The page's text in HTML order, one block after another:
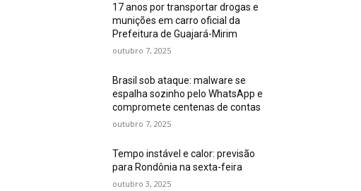
17 anos por transportar drogas e
munições em carro oficial da
Prefeitura de Guajará-Mirim
outubro 7, 2025
Brasil sob ataque: malware se
espalha sozinho pelo WhatsApp e
compromete centenas de contas
outubro 7, 2025
Tempo instável e calor: previsão
para Rondônia na sexta-feira
outubro 3, 2025